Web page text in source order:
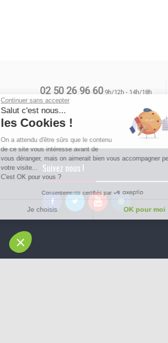
02 50 26 96 60 9h/12h - 14h/18h
Suivez nous !
Continuer sans accepter
Salut c'est nous...
les Cookies !
On a attendu d'être sûrs que le contenu
de ce site vous intéresse avant de
vous déranger, mais on aimerait bien vous
votre visite...
C'est OK pour vous ?
Consentements certifiés par
Je choisis OK
Notre plateforme vous permet d'adapter et de gérer